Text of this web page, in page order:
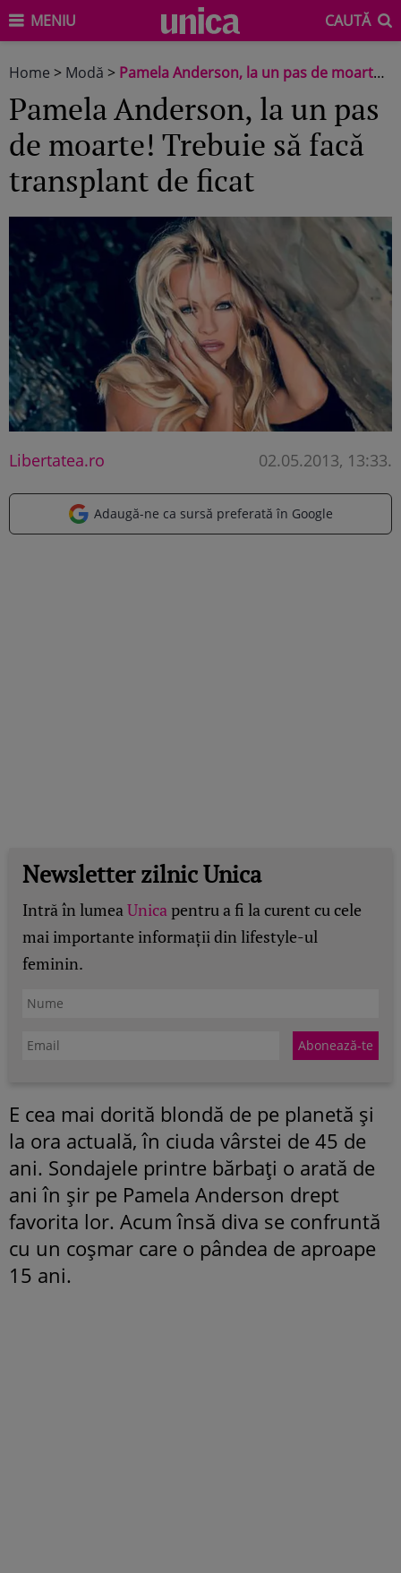
MENIU CAUTĂ
Home > Modă > Pamela Anderson, la un pas de moarte! Trebuie să facă transplant de ficat
Pamela Anderson, la un pas
de moarte! Trebuie să facă
transplant de ficat
Libertatea.ro 02.05.2013, 13:33.
Adaugă-ne ca sursă preferată în Google
Newsletter zilnic Unica
Intră în lumeaUnicapentru a fi la curent cu cele
mai importante informații din lifestyle-ul
feminin.
E cea mai dorită blondă de pe planetă şi
la ora actuală, în ciuda vârstei de 45 de
ani. Sondajele printre bărbaţi o arată de
ani în şir pe Pamela Anderson drept
favorita lor. Acum însă diva se confruntă
cu un coşmar care o pândea de aproape
15 ani.